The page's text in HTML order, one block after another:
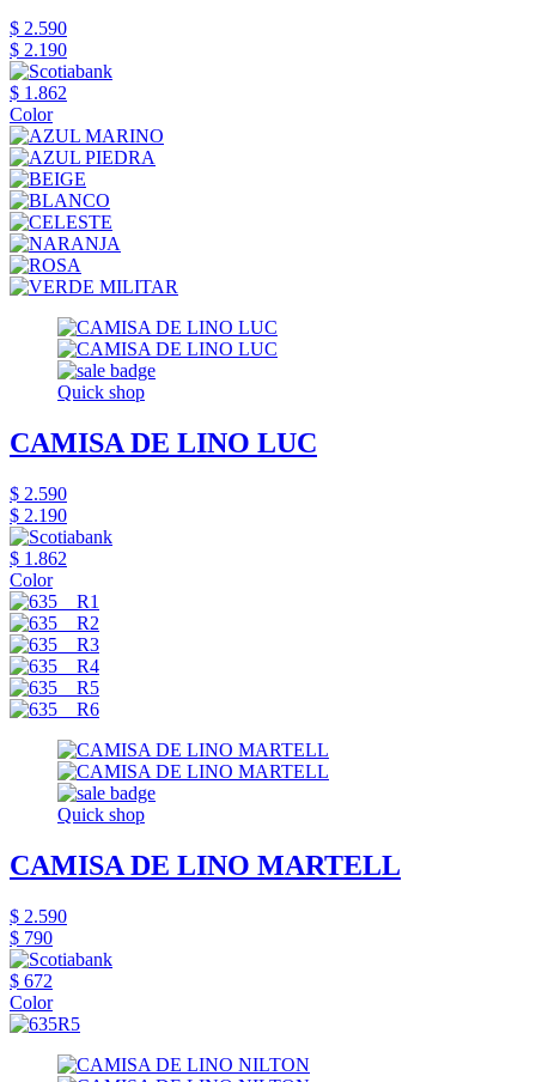
$ 2.590
$ 2.190
$ 1.862
Color
Quick shop
CAMISA DE LINO LUC
$ 2.590
$ 2.190
$ 1.862
Color
Quick shop
CAMISA DE LINO MARTELL
$ 2.590
$ 790
$ 672
Color